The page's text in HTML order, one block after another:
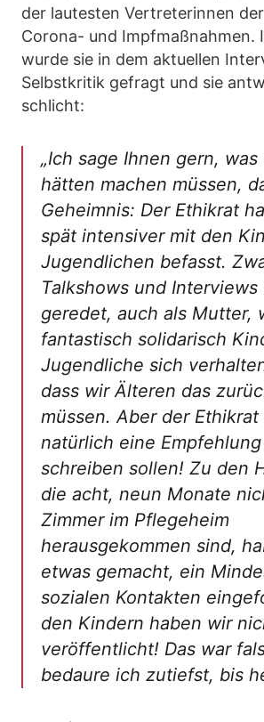
der lautesten Vertreterinnen
Corona- und Impfmaßnahmen.
wurde sie in dem aktuellen
Selbstkritik gefragt und sie
schlicht:
„Ich sage Ihnen gern,
hätten machen müssen,
Geheimnis: Der Ethikrat
spät intensiver mit den
Jugendlichen befasst.
Talkshows und
geredet, auch als Mutter,
fantastisch solidarisch
Jugendliche sich
dass wir Älteren das
müssen. Aber der Ethikrat
natürlich eine
schreiben sollen! Zu den
die acht, neun Monate
Zimmer im Pflegeheim
herausgekommen sind,
etwas gemacht, ein
sozialen Kontakten
den Kindern haben wir
veröffentlicht! Das war
bedaure ich zutiefst, bis